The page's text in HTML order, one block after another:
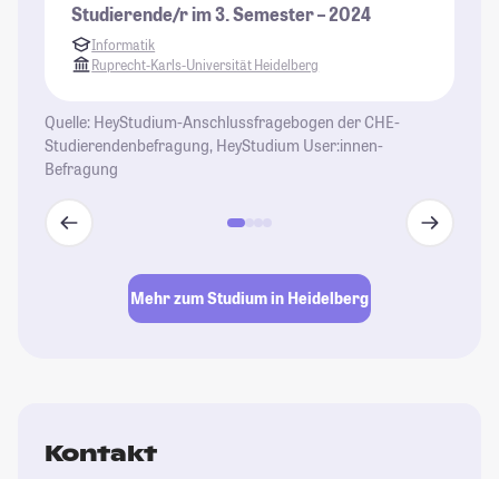
Studierende/r im 3. Semester – 2024
Informatik
Ruprecht-Karls-Universität Heidelberg
Quelle: HeyStudium-Anschlussfragebogen der CHE-
Studierendenbefragung, HeyStudium User:innen-
Befragung
Mehr zum Studium in Heidelberg
Kontakt